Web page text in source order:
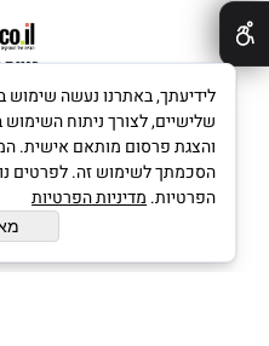
שלישיים, לצורך ניתוח
והצגת פרסום מותאם אישית.
הסכמתך לשימוש זה. לפרטים
הפרטיות. מדיניות הפרטיות